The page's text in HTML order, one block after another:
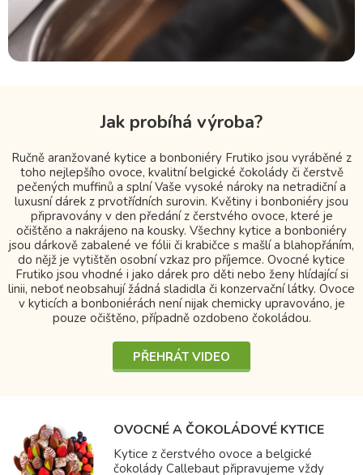
Jak probíhá výroba?
Ručně aranžované kytice a bonboniéry Frutiko jsou vyráběné z
toho nejlepšího ovoce, kvalitní belgické čokolády či čerstvě
pečených muffinů a splní Vaše vysoké nároky na netradiční a
luxusní dárek z prvotřídních surovin. Květiny i bonboniéry jsou
připravovány v den předání z čerstvého ovoce, které je
očištěno a nakrájeno na kousky. Všechny kytice a bonboniéry
jsou dárkově zabalené ve fólii či krabičce s mašlí a blahopřáním,
do nějž je vytištěn osobní vzkaz pro příjemce. Ovocné kytice
Frutiko jsou vhodné i jako dárek pro děti nebo ženy hlídající si
linii, neboť neobsahují žádná sladidla či konzervační látky. Ovoce
v kyticích a bonboniérách není nijak chemicky upravováno, je
pouze očištěno, případně ozdobeno čokoládou.
PŘEHRÁT VIDEO
OVOCNÉ A ČOKOLÁDOVÉ KYTICE
Kytice z čerstvého ovoce a belgické
čokolády Callebaut připravujeme vždy